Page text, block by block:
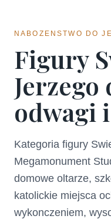
NABOZENSTWO DO
Figury
Jerzego
odwagi
Kategoria figury
Megamonument
domowe oltarze,
katolickie miejsca
wykonczeniem,